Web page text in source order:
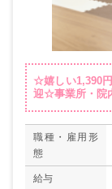
☆嬉しい1,390
迎☆事業所・院
職種・雇用形
態
給与